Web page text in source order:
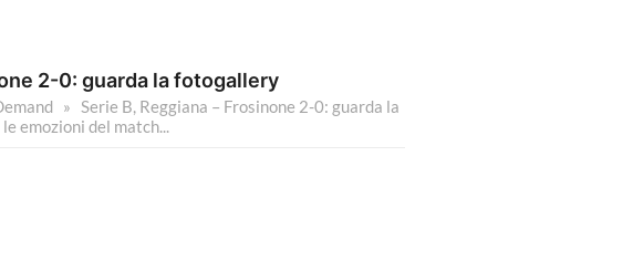
2-0: guarda la fotogallery
» Serie B, Reggiana – Frosinone 2-0: guarda la
emozioni del match...